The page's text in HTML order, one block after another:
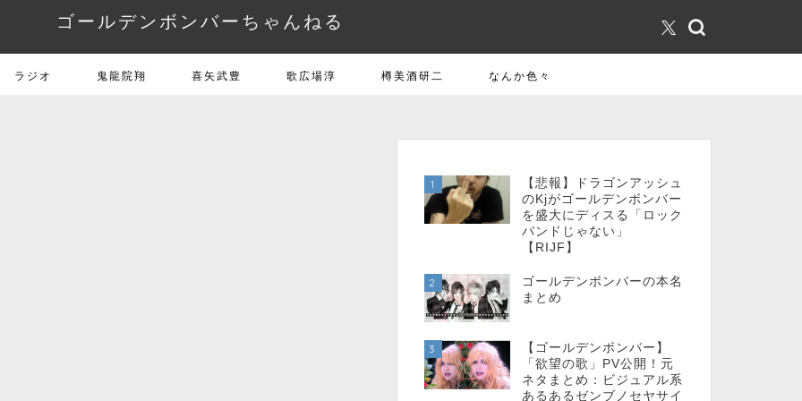
ゴールデンボンバーちゃんねる
ラジオ 鬼龍院翔 喜矢武豊 歌広場淳 樽美酒研二 なんか色々
1
【悲報】ドラゴンアッシュ
のKjがゴールデンボンバー
を盛大にディスる「ロック
バンドじゃない」
【RIJF】
2
ゴールデンボンバーの本名
まとめ
3
【ゴールデンボンバー】
「欲望の歌」PV公開！元
ネタまとめ：ビジュアル系
あるあるゼンブノセヤサイ